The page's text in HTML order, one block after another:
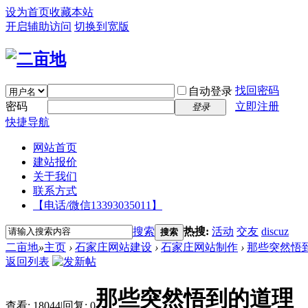
设为首页收藏本站
开启辅助访问 切换到宽版
自动登录 找回密码
密码
登录
立即注册
快捷导航
网站首页
建站报价
关于我们
联系方式
【电话/微信13393035011】
搜索 搜索 热搜: 活动 交友 discuz
二亩地»主页 › 石家庄网站建设 › 石家庄网站制作 › 那些突然悟
返回列表
查看: 18044|回复: 0那些突然悟到的道理